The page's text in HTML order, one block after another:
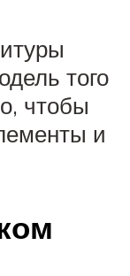
того
чтобы
и